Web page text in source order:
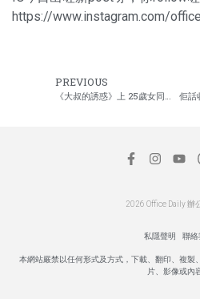
https://www.instagram.com/
PREVIOUS
2026 Office Daily 辦
私隱聲明 聯絡
本網站嚴禁以任何形式及方式，下載、翻印、複製
片、影像或內